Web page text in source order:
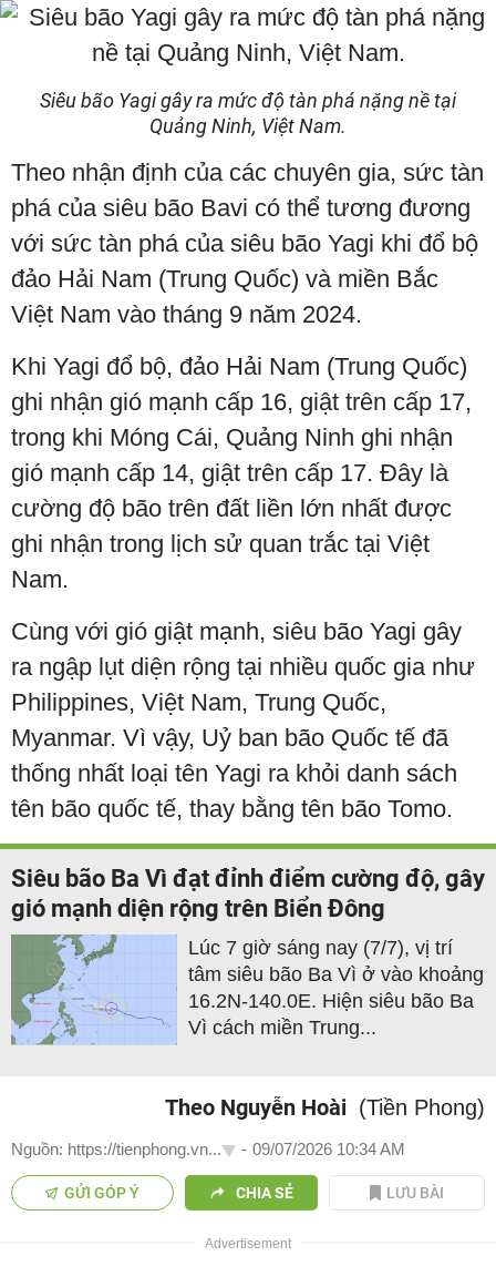
Siêu bão Yagi gây ra mức độ tàn phá nặng nề tại
Quảng Ninh, Việt Nam.
Theo nhận định của các chuyên gia, sức tàn
phá của siêu bão Bavi có thể tương đương
với sức tàn phá của siêu bão Yagi khi đổ bộ
đảo Hải Nam (Trung Quốc) và miền Bắc
Việt Nam vào tháng 9 năm 2024.
Khi Yagi đổ bộ, đảo Hải Nam (Trung Quốc)
ghi nhận gió mạnh cấp 16, giật trên cấp 17,
trong khi Móng Cái, Quảng Ninh ghi nhận
gió mạnh cấp 14, giật trên cấp 17. Đây là
cường độ bão trên đất liền lớn nhất được
ghi nhận trong lịch sử quan trắc tại Việt
Nam.
Cùng với gió giật mạnh, siêu bão Yagi gây
ra ngập lụt diện rộng tại nhiều quốc gia như
Philippines, Việt Nam, Trung Quốc,
Myanmar. Vì vậy, Uỷ ban bão Quốc tế đã
thống nhất loại tên Yagi ra khỏi danh sách
tên bão quốc tế, thay bằng tên bão Tomo.
Siêu bão Ba Vì đạt đỉnh điểm cường độ, gây
gió mạnh diện rộng trên Biển Đông
Lúc 7 giờ sáng nay (7/7), vị trí
tâm siêu bão Ba Vì ở vào khoảng
16.2N-140.0E. Hiện siêu bão Ba
Vì cách miền Trung...
Theo Nguyễn Hoài (Tiền Phong)
Nguồn: https://tienphong.vn... - 09/07/2026 10:34 AM
GỬI GÓP Ý CHIA SẺ LƯU BÀI